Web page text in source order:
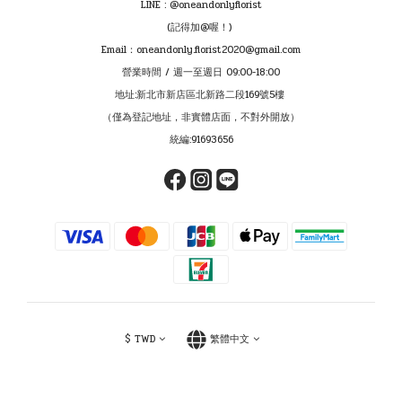
LINE : @oneandonlyflorist
(記得加@喔！)
Email：oneandonly.florist2020@gmail.com
營業時間 / 週一至週日 09:00-18:00
地址:新北市新店區北新路二段169號5樓
（僅為登記地址，非實體店面，不對外開放）
統編:91693656
$ TWD 繁體中文